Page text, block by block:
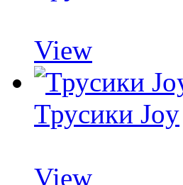
View
Трусики Joy
View